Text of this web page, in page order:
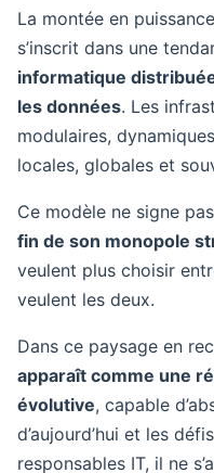
La montée en
s’inscrit dans une
informatique
les données. Les
modulaires,
locales, globales et
Ce modèle ne signe
fin de son monopole
veulent plus choisir
veulent les deux.
Dans ce paysage en
apparaît comme une
évolutive, capable
d’aujourd’hui et les
responsables IT, il ne